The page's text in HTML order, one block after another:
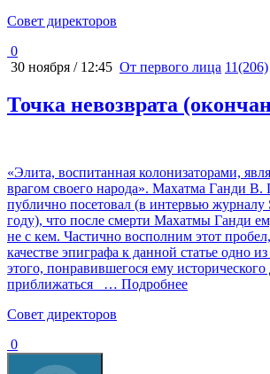
Cовет директоров
0
30 ноября / 12:45 От первого лица 11(206)
Точка невозврата
«Элита, воспитанная колонизаторами,
врагом своего народа». Махатма Ганди В.
публично посетовал (в интервью журналу
году), что после смерти Махатмы Ганди
не с кем. Частично восполним этот
качестве эпиграфа к данной статье одно
этого, понравившегося ему исторического
приближаться
… Подробнее
Cовет директоров
0